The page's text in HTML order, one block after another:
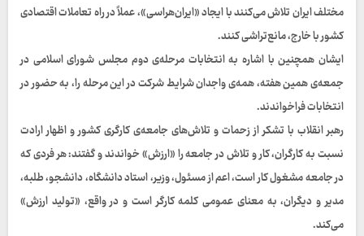
مختلف ایران تلاش می‌کنند با ایجاد «ایران‌هراسی»، عملاً در راه تعاملات اقتصادی
کشور با خارج، مانع‌تراشی کنند.
ایشان همچنین با اشاره به انتخابات مرحله‌ی دوم مجلس شورای اسلامی در
جمعه‌ی همین هفته، همه‌ی واجدان شرایط شرکت در این مرحله را، به حضور در
انتخابات فراخواندند.
رهبر انقلاب با تشکر از زحمات و تلاش‌های جامعه‌ی کارگری کشور و اظهار ارادت
نسبت به کارگران، کار و تلاش در جامعه را «ارزش» خواندند و گفتند: هر فردی که
در جامعه مشغول کار است، اعم از مسئول، وزیر، استاد دانشگاه، دانشجو، طلبه،
مدیر و دیگران، به معنای عمومی کلمه کارگر است و در واقع، «تولید ارزش»
می‌کند.